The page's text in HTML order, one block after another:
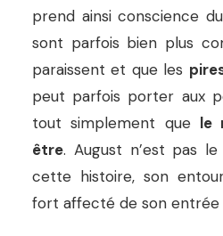
prend ainsi conscience
sont parfois bien plus
paraissent et que les
peut parfois porter aux
tout simplement que le
être. August n’est pas
cette histoire, son
fort affecté de son entrée